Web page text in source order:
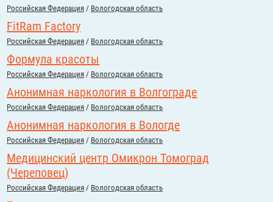
Российcкая Федерация / Вологодская область
FitRam Factory
Российcкая Федерация / Вологодская область
Формула красоты
Российcкая Федерация / Вологодская область
Анонимная наркология в Волгограде
Российcкая Федерация / Вологодская область
Анонимная наркология в Вологде
Российcкая Федерация / Вологодская область
Медицинский центр Омикрон Томоград
(Череповец)
Российcкая Федерация / Вологодская область